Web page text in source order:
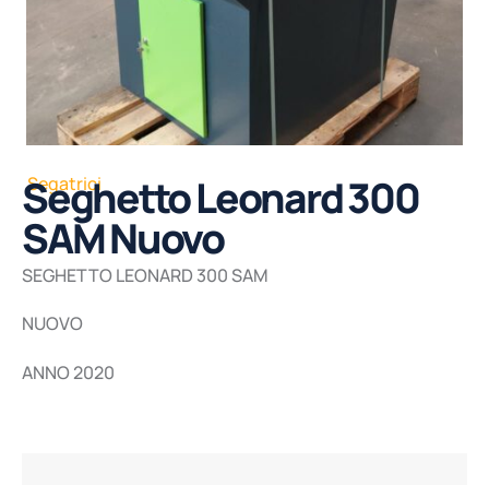
Segatrici
Seghetto Leonard 300
SAM Nuovo
SEGHETTO LEONARD 300 SAM
NUOVO
ANNO 2020